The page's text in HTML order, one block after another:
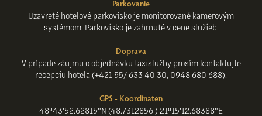
Parkovanie
Uzavreté hotelové parkovisko je monitorované kamerovým
systémom. Parkovisko je zahrnuté v cene služieb.
Doprava
V prípade záujmu o objednávku taxislužby prosím kontaktujte
recepciu hotela (+421 55/ 633 40 30, 0948 680 688).
GPS - Koordinaten
48°43'52.62815"N (48.7312856 ) 21°15'12.68388"E